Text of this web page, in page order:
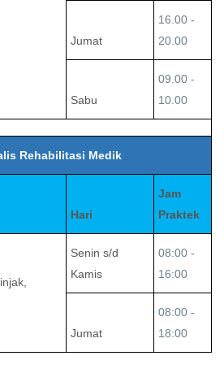
Jumat
16.00 -
20.00
Sabu
09.00 -
10.00
Rehabilitasi Medik
Hari
Jam
Praktek
Senin s/d
Kamis
08:00 -
16:00
Jumat
08:00 -
18:00